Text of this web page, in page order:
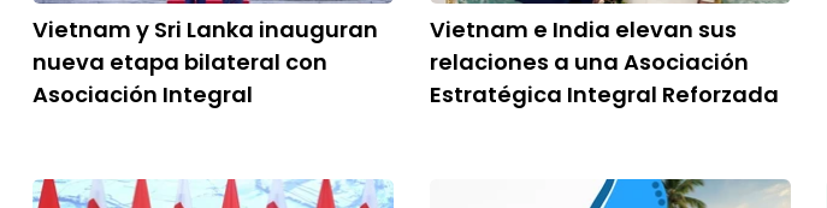
Vietnam y Sri Lanka inauguran
nueva etapa bilateral con
Asociación Integral
Vietnam e India elevan sus
relaciones a una Asociación
Estratégica Integral Reforzada